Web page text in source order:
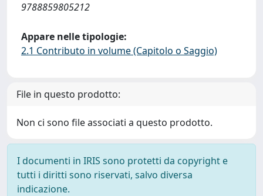
9788859805212
Appare nelle tipologie:
2.1 Contributo in volume (Capitolo o Saggio)
File in questo prodotto:
Non ci sono file associati a questo prodotto.
I documenti in IRIS sono protetti da copyright e
tutti i diritti sono riservati, salvo diversa
indicazione.